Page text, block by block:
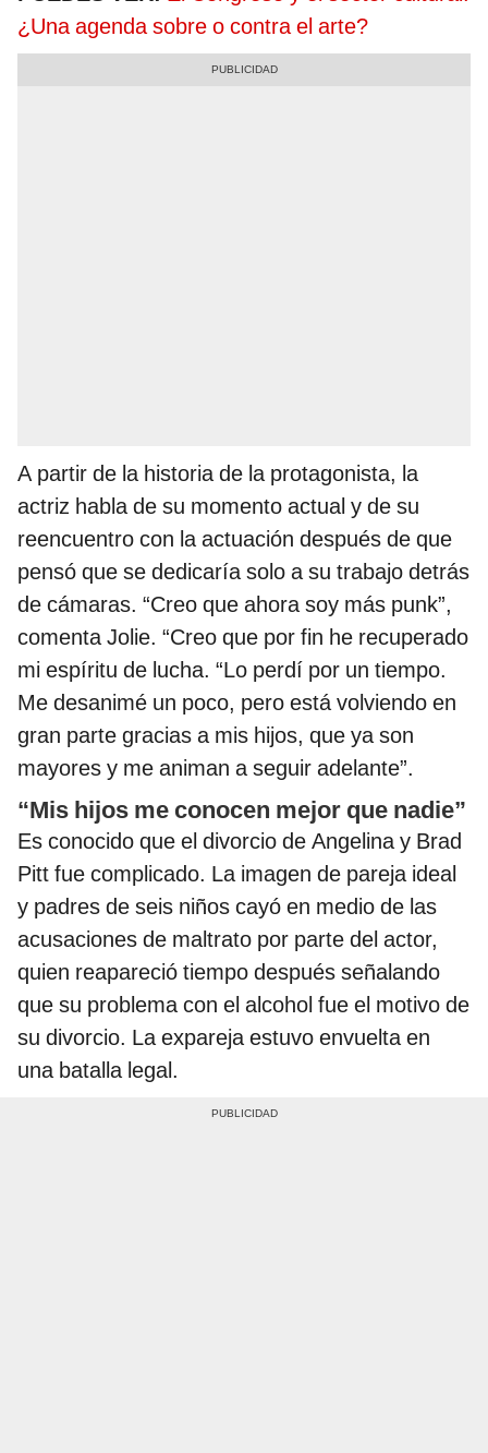
¿Una agenda sobre o contra el arte?
A partir de la historia de la protagonista, la
actriz habla de su momento actual y de su
reencuentro con la actuación después de que
pensó que se dedicaría solo a su trabajo detrás
de cámaras. “Creo que ahora soy más punk”,
comenta Jolie. “Creo que por fin he recuperado
mi espíritu de lucha. “Lo perdí por un tiempo.
Me desanimé un poco, pero está volviendo en
gran parte gracias a mis hijos, que ya son
mayores y me animan a seguir adelante”.
“Mis hijos me conocen mejor que nadie”
Es conocido que el divorcio de Angelina y Brad
Pitt fue complicado. La imagen de pareja ideal
y padres de seis niños cayó en medio de las
acusaciones de maltrato por parte del actor,
quien reapareció tiempo después señalando
que su problema con el alcohol fue el motivo de
su divorcio. La expareja estuvo envuelta en
una batalla legal.